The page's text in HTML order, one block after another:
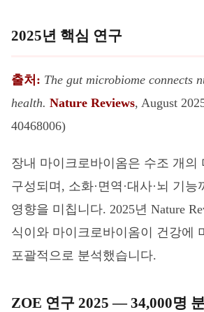
2025년 핵심 연구
출처: The gut microbiome connects
health. Nature Reviews, August
40468006)
장내 마이크로바이옴은 수조 개의
구성되며, 소화·면역·대사·뇌 기능
영향을 미칩니다. 2025년 Nature
식이와 마이크로바이옴이 건강에
포괄적으로 분석했습니다.
ZOE 연구 2025 — 34,000명